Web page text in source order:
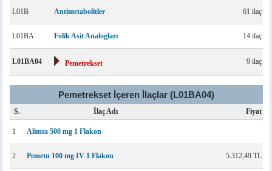
L01B Antimetabolitler 61 ilaç
L01BA Folik Asit Analogları 14 ilaç
L01BA04 Pemetrekset 9 ilaç
Pemetrekset İçeren İlaçlar (L01BA04)
S. İlaç Adı Fiyat
1 Alimta 500 mg 1 Flakon
2 Pemetu 100 mg IV 1 Flakon 5.312,49 TL